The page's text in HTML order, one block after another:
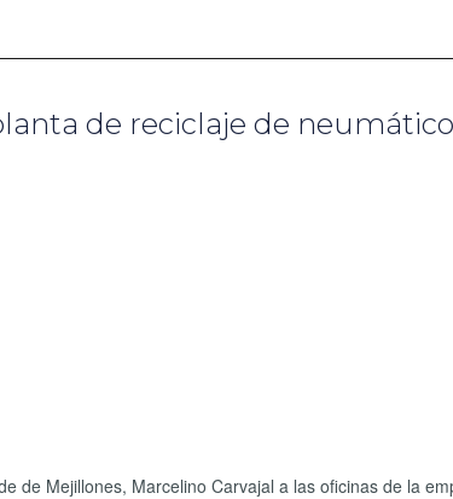
de reciclaje de
de Mejillones, Marcelino Carvajal a las oficinas de la